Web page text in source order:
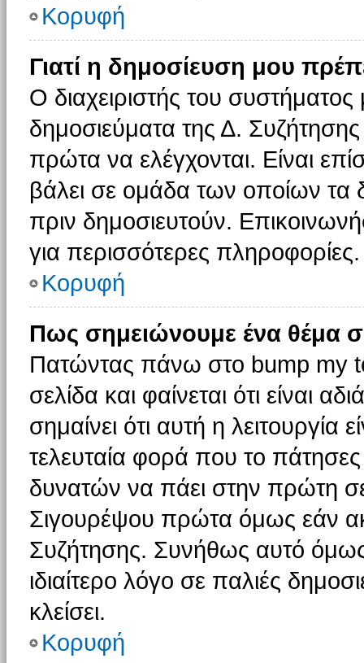
Κορυφή
Γιατί η δημοσίευση μου
Ο διαχειριστής του συστήματος
δημοσιεύματα της Δ.
πρώτα να ελέγχονται. Είναι
βάλει σε ομάδα των οποίων τα
πριν δημοσιευτούν.
για περισσότερες πληροφορίες.
Κορυφή
Πως σημειώνουμε ένα θέμα
Πατώντας πάνω στο bump my
σελίδα και φαίνεται ότι είναι
σημαίνει ότι αυτή η λειτουργία
τελευταία φορά που το πάτησες
δυνατών να πάει στην πρώτη
Σιγουρέψου πρώτα όμως εάν
Συζήτησης. Συνήθως αυτό όμως
ιδιαίτερο λόγο σε παλιές
κλείσει.
Κορυφή